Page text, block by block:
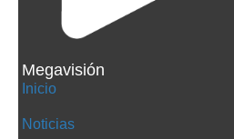
Megavisión
Inicio
Noticias